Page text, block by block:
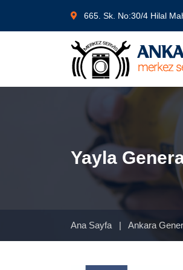
665. Sk. No:30/4 Hilal
Yayla
Ana Sayfa | Ankara